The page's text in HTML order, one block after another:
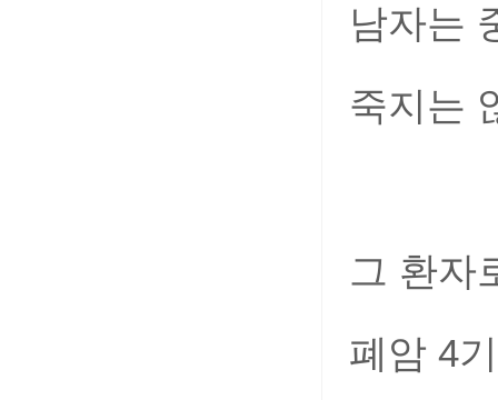
남자는
죽지는
그 환자
폐암 4